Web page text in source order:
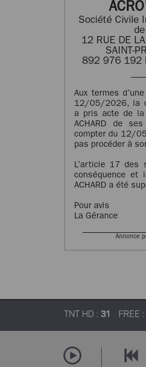
Société Civile
12 RUE DE
SAINT-
892 976 192
Aux termes
12/05/2026, la
a pris acte de la
ACHARD de
compter du 12/
pas procéder à
L’article 17 des
conséquence et
ACHARD a été
Pour avis
La Gérance
Annonce
TNT HD : 31 FREE :